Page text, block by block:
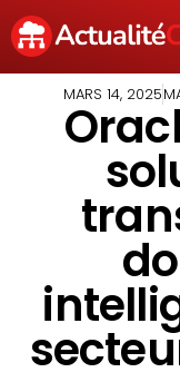
MARS 14, 2025